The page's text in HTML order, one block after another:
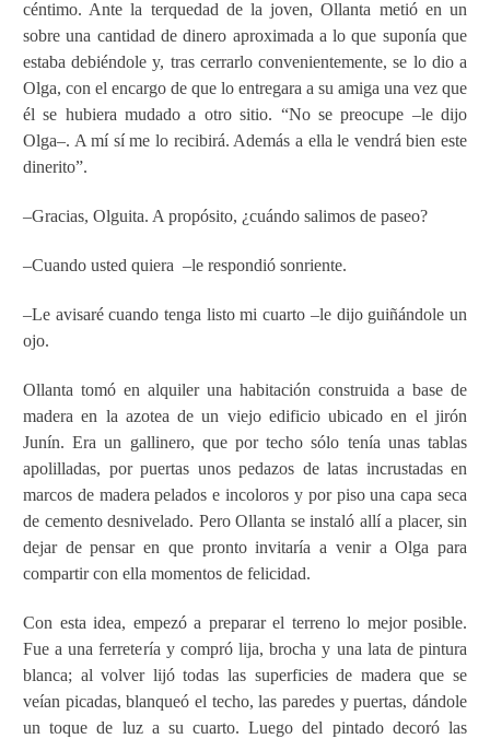
céntimo. Ante la terquedad de la joven, Ollanta metió en un
sobre una cantidad de dinero aproximada a lo que suponía que
estaba debiéndole y, tras cerrarlo convenientemente, se lo dio a
Olga, con el encargo de que lo entregara a su amiga una vez que
él se hubiera mudado a otro sitio. “No se preocupe –le dijo
Olga–. A mí sí me lo recibirá. Además a ella le vendrá bien este
dinerito”.
–Gracias, Olguita. A propósito, ¿cuándo salimos de paseo?
–Cuando usted quiera –le respondió sonriente.
–Le avisaré cuando tenga listo mi cuarto –le dijo guiñándole un
ojo.
Ollanta tomó en alquiler una habitación construida a base de
madera en la azotea de un viejo edificio ubicado en el jirón
Junín. Era un gallinero, que por techo sólo tenía unas tablas
apolilladas, por puertas unos pedazos de latas incrustadas en
marcos de madera pelados e incoloros y por piso una capa seca
de cemento desnivelado. Pero Ollanta se instaló allí a placer, sin
dejar de pensar en que pronto invitaría a venir a Olga para
compartir con ella momentos de felicidad.
Con esta idea, empezó a preparar el terreno lo mejor posible.
Fue a una ferretería y compró lija, brocha y una lata de pintura
blanca; al volver lijó todas las superficies de madera que se
veían picadas, blanqueó el techo, las paredes y puertas, dándole
un toque de luz a su cuarto. Luego del pintado decoró las